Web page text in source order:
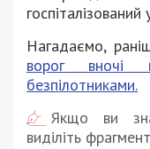
Нагадаємо,
ворог вночі
безпілотниками.
Якщо ви
виділіть